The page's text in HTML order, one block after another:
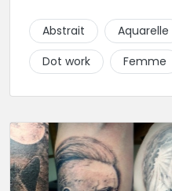
sans failles. Spécialisé
old school, mais
réalisation de pièces de
Japonais, Graphique,
Abstrait Aquarelle
Dot work
Femme